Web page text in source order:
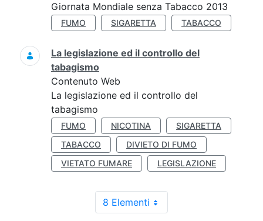
Giornata Mondiale senza Tabacco 2013
FUMO SIGARETTA TABACCO
La legislazione ed il controllo del
tabagismo
Contenuto Web
La legislazione ed il controllo del
tabagismo
FUMO NICOTINA
SIGARETTA
TABACCO
DIVIETO DI FUMO
VIETATO FUMARE
LEGISLAZIONE
8 Elementi